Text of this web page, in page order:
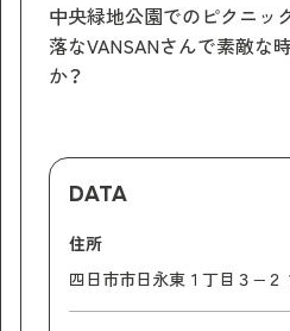
中央緑地公園でのピクニッ
落なVANSANさんで素敵な
か？
DATA
住所
四日市市日永東１丁目３−２